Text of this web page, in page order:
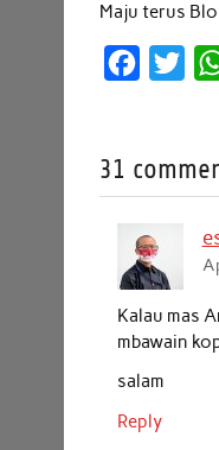
Maju terus
e
b
o
o
k
t
t
31
Kalau mas
mbawain
salam
Reply